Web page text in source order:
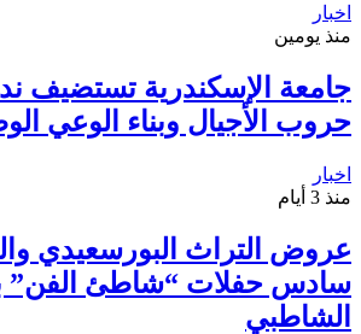
اخبار
منذ يومين
جامعة الإسكندرية تستضيف
حروب الأجيال وبناء الوعي
اخبار
منذ 3 أيام
عروض التراث البورسعيدي
سادس حفلات “شاطئ الفن”
الشاطبي